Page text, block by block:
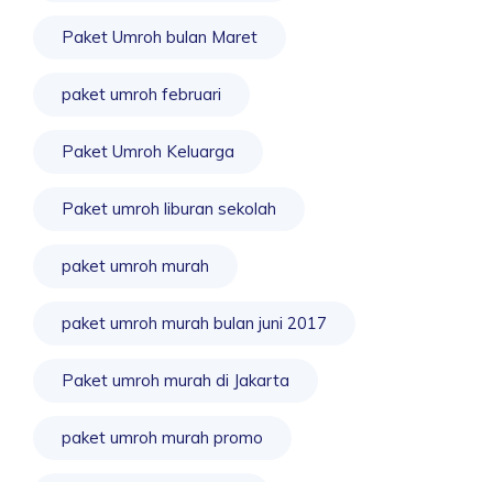
Paket Umroh bulan Maret
paket umroh februari
Paket Umroh Keluarga
Paket umroh liburan sekolah
paket umroh murah
paket umroh murah bulan juni 2017
Paket umroh murah di Jakarta
paket umroh murah promo